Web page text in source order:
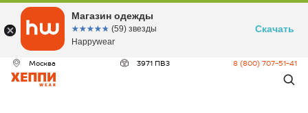
Москва 3971 ПВЗ 8 (800) 707-51-41
Магазин одежды
☆☆☆☆☆
★★★★★ (59) звезды
Happywear
Скачать